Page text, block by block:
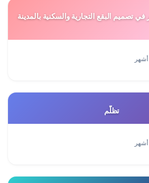
تصميم البقع التجارية والسكنية بالمدينة
تظلّم